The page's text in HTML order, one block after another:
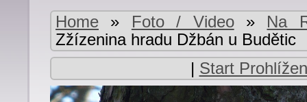
Home » Foto / Video » Na
Zžízenina hradu Džbán u Budětic
| Start